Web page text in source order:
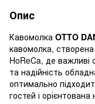
Опис
Кавомолка OTTO
кавомолка, створена
HoReCa, де важливі
та надійність
оптимально
гостей і